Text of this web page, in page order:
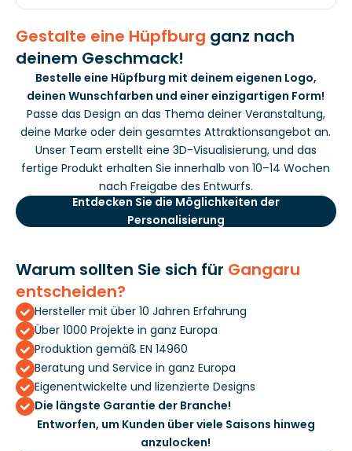
Gestalte eine Hüpfburg ganz nach
deinem Geschmack!
Bestelle eine Hüpfburg mit deinem eigenen Logo,
deinen Wunschfarben und einer einzigartigen Form!
Passe das Design an das Thema deiner Veranstaltung,
deine Marke oder dein gesamtes Attraktionsangebot an.
Unser Team erstellt eine 3D-Visualisierung, und das
fertige Produkt erhalten Sie innerhalb von 10–14 Wochen
nach Freigabe des Entwurfs.
Entdecken Sie die Möglichkeiten der
Personalisierung
Warum sollten Sie sich für Gangaru
entscheiden?
Hersteller mit über 10 Jahren Erfahrung
Über 1000 Projekte in ganz Europa
Produktion gemäß EN 14960
Beratung und Service in ganz Europa
Eigenentwickelte und lizenzierte Designs
Die längste Garantie der Branche!
Entworfen, um Kunden über viele Saisons hinweg
anzulocken!